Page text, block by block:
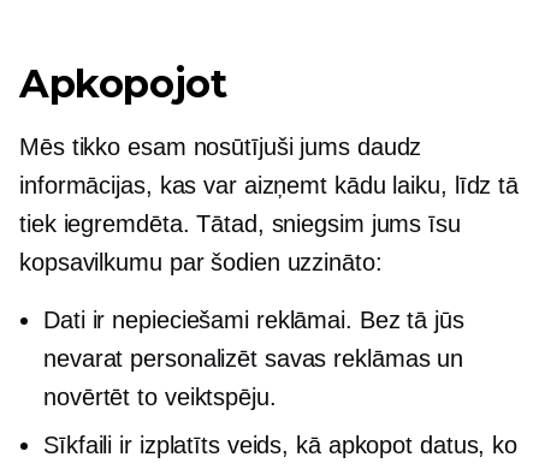
Apkopojot
Mēs tikko esam nosūtījuši jums daudz
informācijas, kas var aizņemt kādu laiku, līdz tā
tiek iegremdēta. Tātad, sniegsim jums īsu
kopsavilkumu par šodien uzzināto:
Dati ir nepieciešami reklāmai. Bez tā jūs
nevarat personalizēt savas reklāmas un
novērtēt to veiktspēju.
Sīkfaili ir izplatīts veids, kā apkopot datus, ko